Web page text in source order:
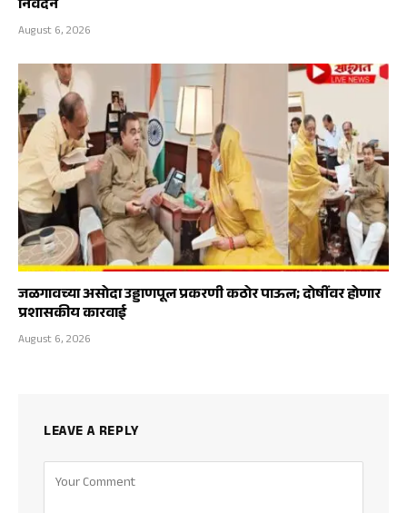
निवेदन
August 6, 2026
जळगावच्या असोदा उड्डाणपूल प्रकरणी कठोर पाऊल; दोषींवर होणार
प्रशासकीय कारवाई
August 6, 2026
LEAVE A REPLY